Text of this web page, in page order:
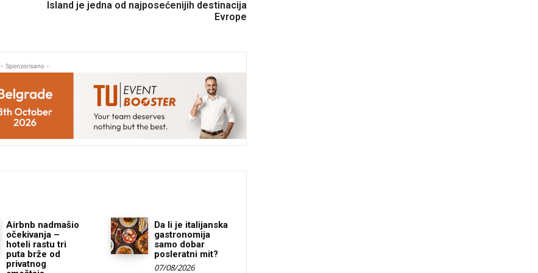
Island je jedna od najposećenijih destinacija
Evrope
- Sponzorisano -
Airbnb nadmašio
očekivanja –
hoteli rastu tri
puta brže od
privatnog
Da li je italijanska
gastronomija
samo dobar
posleratni mit?
07/08/2026